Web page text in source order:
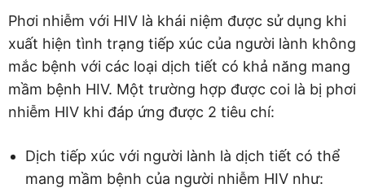
Phơi nhiễm với HIV là khái niệm được sử dụng khi
xuất hiện tình trạng tiếp xúc của người lành không
mắc bệnh với các loại dịch tiết có khả năng mang
mầm bệnh HIV. Một trường hợp được coi là bị phơi
nhiễm HIV khi đáp ứng được 2 tiêu chí:
Dịch tiếp xúc với người lành là dịch tiết có thể
mang mầm bệnh của người nhiễm HIV như: